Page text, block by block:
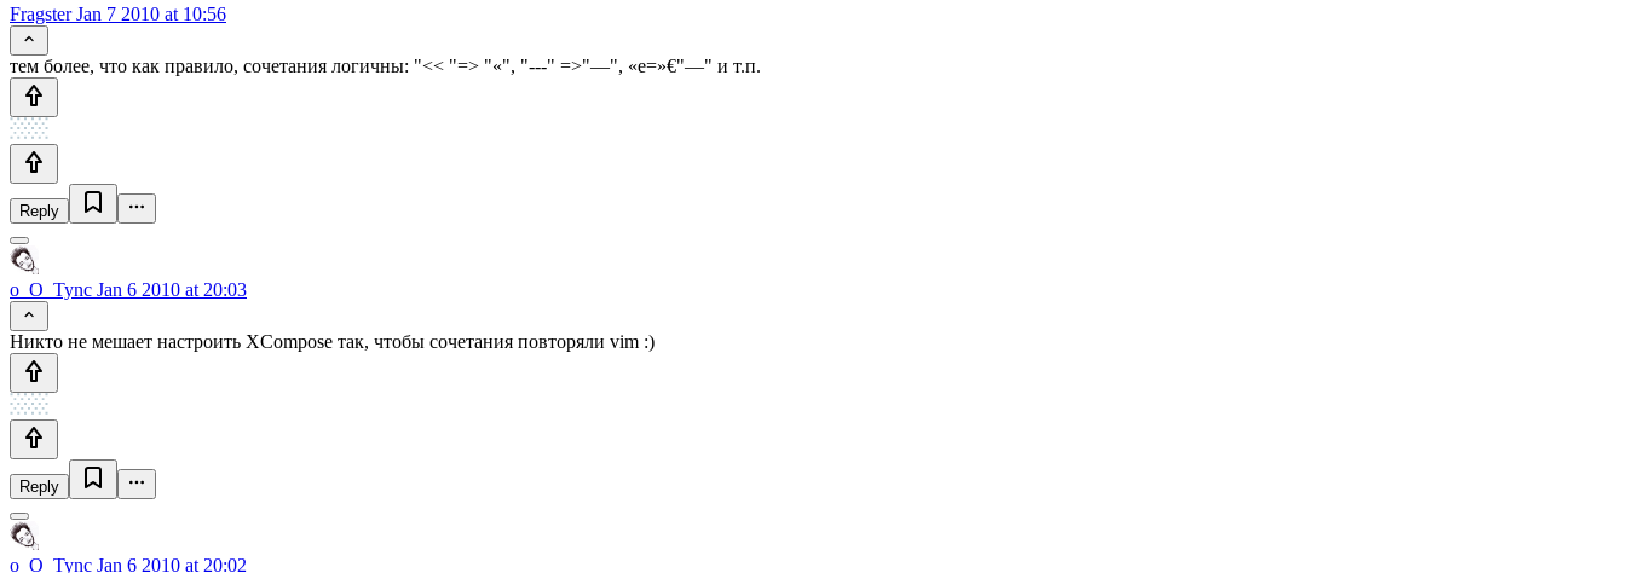
FragsterJan 7 2010 at 10:56
тем более, что как правило, сочетания логичны: "<< "=> "«", "---" =>"—", «e=»€"—" и т.п.
Reply
o_O_Tync Jan 6 2010 at 20:03
Никто не мешает настроить XCompose так, чтобы сочетания повторяли vim :)
Reply
o_O_Tync Jan 6 2010 at 20:02